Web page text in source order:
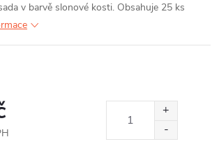
v barvě slonové kosti. Obsahuje 25 ks